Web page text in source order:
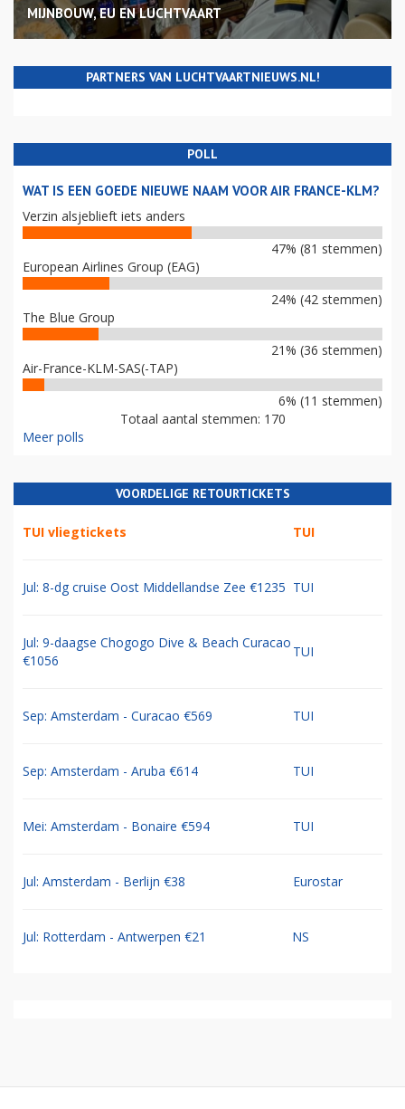
MIJNBOUW, EU EN LUCHTVAART
PARTNERS VAN LUCHTVAARTNIEUWS.NL!
POLL
WAT IS EEN GOEDE NIEUWE NAAM VOOR AIR FRANCE-KLM?
Verzin alsjeblieft iets anders
47% (81 stemmen)
European Airlines Group (EAG)
24% (42 stemmen)
The Blue Group
21% (36 stemmen)
Air-France-KLM-SAS(-TAP)
6% (11 stemmen)
Totaal aantal stemmen: 170
Meer polls
VOORDELIGE RETOURTICKETS
TUI vliegtickets TUI
Jul: 8-dg cruise Oost Middellandse Zee €1235 TUI
Jul: 9-daagse Chogogo Dive & Beach Curacao
€1056
TUI
Sep: Amsterdam - Curacao €569 TUI
Sep: Amsterdam - Aruba €614 TUI
Mei: Amsterdam - Bonaire €594 TUI
Jul: Amsterdam - Berlijn €38 Eurostar
Jul: Rotterdam - Antwerpen €21 NS